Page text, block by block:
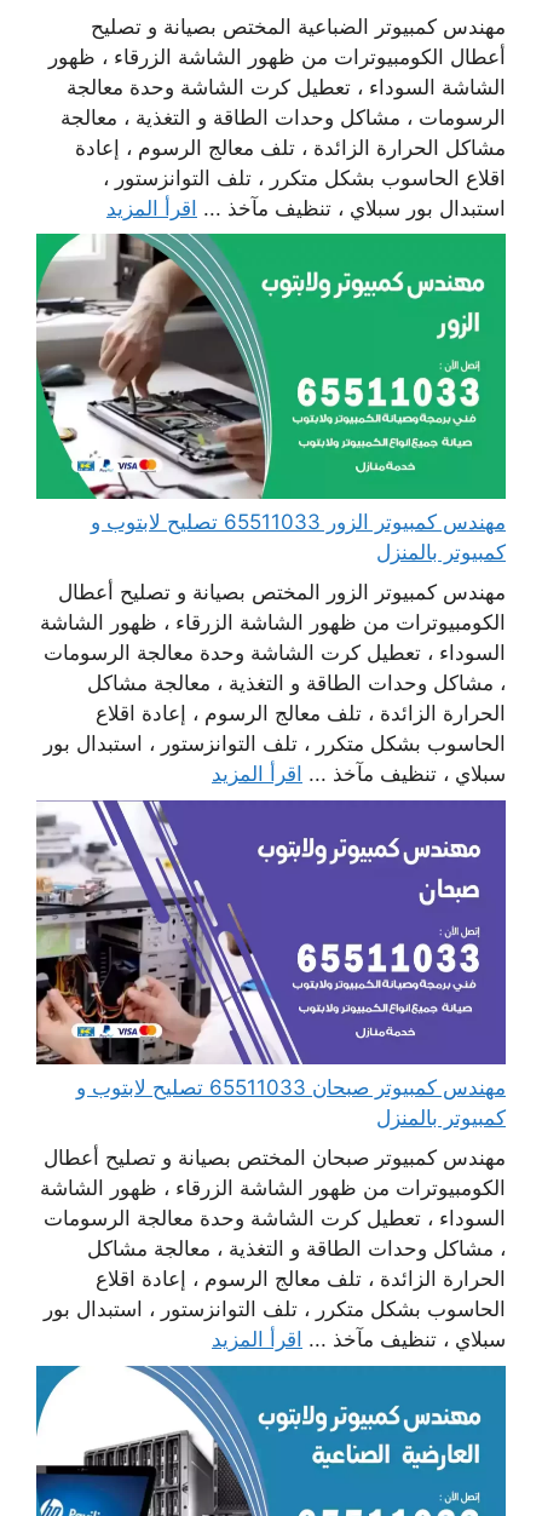
مهندس كمبيوتر الضباعية المختص بصيانة و تصليح
أعطال الكومبيوترات من ظهور الشاشة الزرقاء ، ظهور
الشاشة السوداء ، تعطيل كرت الشاشة وحدة معالجة
الرسومات ، مشاكل وحدات الطاقة و التغذية ، معالجة
مشاكل الحرارة الزائدة ، تلف معالج الرسوم ، إعادة
اقلاع الحاسوب بشكل متكرر ، تلف التوانزستور ،
استبدال بور سبلاي ، تنظيف مآخذ ... اقرأ المزيد
مهندس كمبيوتر الزور 65511033 تصليح لابتوب و
كمبيوتر بالمنزل
مهندس كمبيوتر الزور المختص بصيانة و تصليح أعطال
الكومبيوترات من ظهور الشاشة الزرقاء ، ظهور الشاشة
السوداء ، تعطيل كرت الشاشة وحدة معالجة الرسومات
، مشاكل وحدات الطاقة و التغذية ، معالجة مشاكل
الحرارة الزائدة ، تلف معالج الرسوم ، إعادة اقلاع
الحاسوب بشكل متكرر ، تلف التوانزستور ، استبدال بور
سبلاي ، تنظيف مآخذ ... اقرأ المزيد
مهندس كمبيوتر صبحان 65511033 تصليح لابتوب و
كمبيوتر بالمنزل
مهندس كمبيوتر صبحان المختص بصيانة و تصليح أعطال
الكومبيوترات من ظهور الشاشة الزرقاء ، ظهور الشاشة
السوداء ، تعطيل كرت الشاشة وحدة معالجة الرسومات
، مشاكل وحدات الطاقة و التغذية ، معالجة مشاكل
الحرارة الزائدة ، تلف معالج الرسوم ، إعادة اقلاع
الحاسوب بشكل متكرر ، تلف التوانزستور ، استبدال بور
سبلاي ، تنظيف مآخذ ... اقرأ المزيد